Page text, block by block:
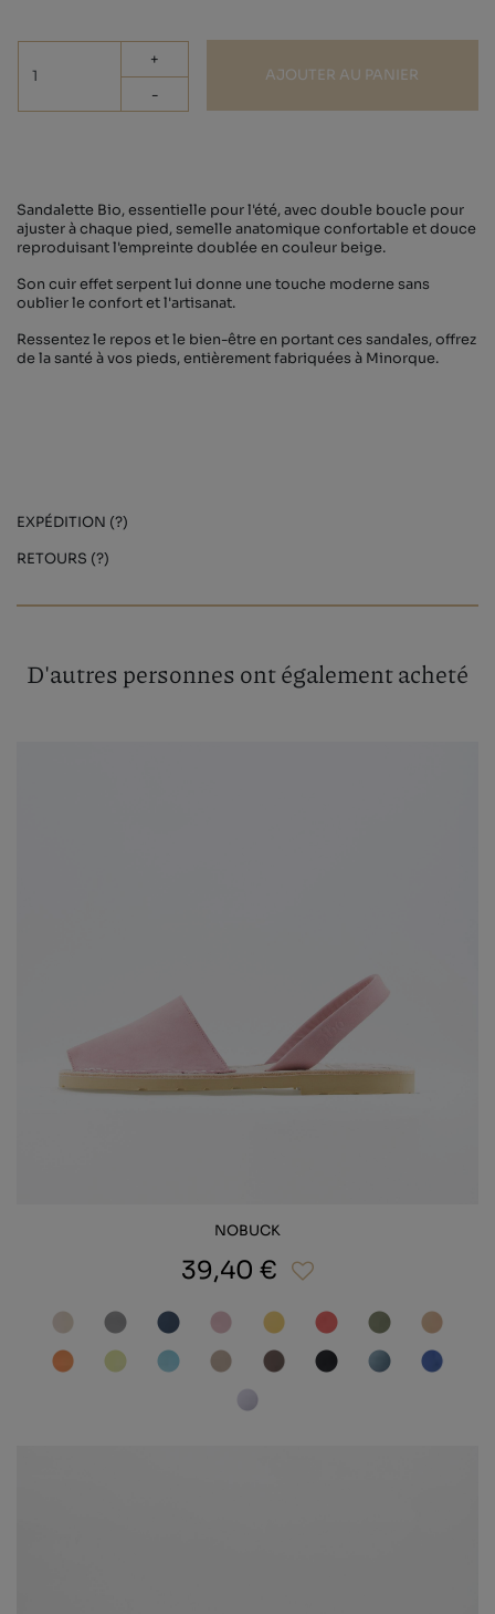
+
-
AJOUTER AU PANIER
Sandalette Bio, essentielle pour l'été, avec double boucle pour
ajuster à chaque pied, semelle anatomique confortable et douce
reproduisant l'empreinte doublée en couleur beige.
Son cuir effet serpent lui donne une touche moderne sans
oublier le confort et l'artisanat.
Ressentez le repos et le bien-être en portant ces sandales, offrez
de la santé à vos pieds, entièrement fabriquées à Minorque.
EXPÉDITION (?)
RETOURS (?)
D'autres personnes ont également acheté
NOBUCK
39,40 €